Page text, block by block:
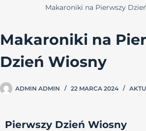
Makaroniki na Pierwszy
Makaroniki na
Dzień Wiosny
ADMIN ADMIN 22 MARCA 2024
Pierwszy Dzień Wiosny